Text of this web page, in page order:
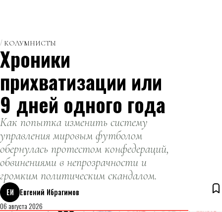
КОЛУМНИСТЫ
Хроники
прихватизации или
9 дней одного года
Как попытка изменить систему
управления мировым футболом
обернулась протестом конфедераций,
обвинениями в непрозрачности и
громким политическим скандалом.
ЕИ
Евгений Ибрагимов
06 августа 2026